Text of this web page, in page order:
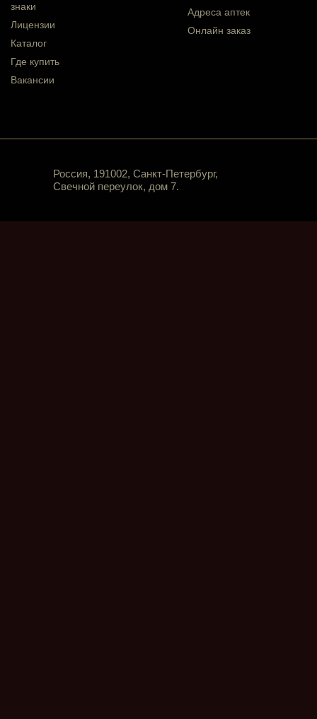
знаки
Лицензии
Каталог
Где купить
Вакансии
Адреса аптек
Онлайн заказ
Россия, 191002, Санкт-Петербург,
Свечной переулок, дом 7.